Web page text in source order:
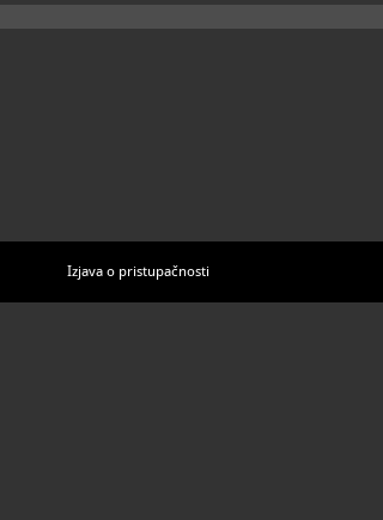
Izjava o pristupačnosti